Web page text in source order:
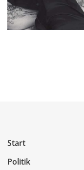
Start
Politik